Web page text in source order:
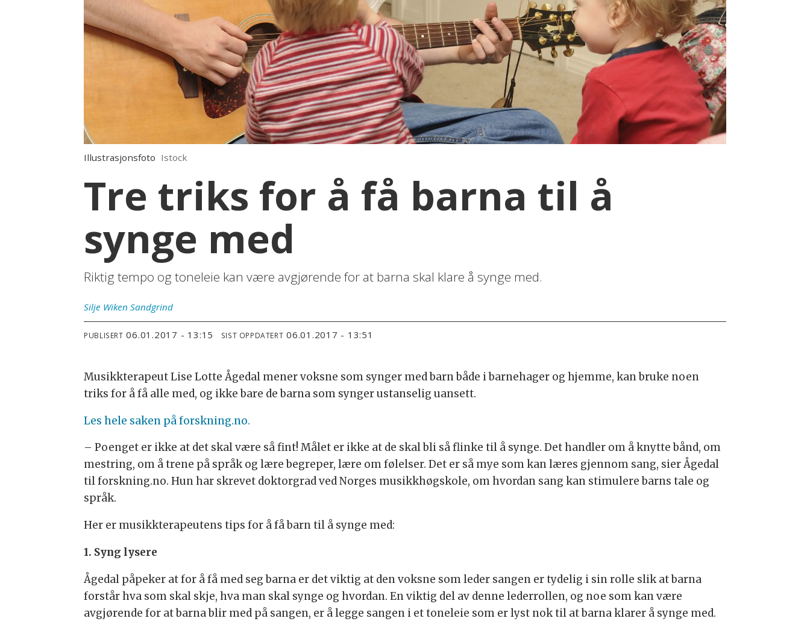
Illustrasjonsfoto Istock
Tre triks for å få barna til å
synge med
Riktig tempo og toneleie kan være avgjørende for at barna skal klare å synge med.
Silje Wiken Sandgrind
PUBLISERT 06.01.2017 - 13:15 SIST OPPDATERT 06.01.2017 - 13:51
Musikkterapeut Lise Lotte Ågedal mener voksne som synger med barn både i barnehager og hjemme, kan bruke noen
triks for å få alle med, og ikke bare de barna som synger ustanselig uansett.
Les hele saken på forskning.no.
– Poenget er ikke at det skal være så fint! Målet er ikke at de skal bli så flinke til å synge. Det handler om å knytte bånd, om
mestring, om å trene på språk og lære begreper, lære om følelser. Det er så mye som kan læres gjennom sang, sier Ågedal
til forskning.no. Hun har skrevet doktorgrad ved Norges musikkhøgskole, om hvordan sang kan stimulere barns tale og
språk.
Her er musikkterapeutens tips for å få barn til å synge med:
1. Syng lysere
Ågedal påpeker at for å få med seg barna er det viktig at den voksne som leder sangen er tydelig i sin rolle slik at barna
forstår hva som skal skje, hva man skal synge og hvordan. En viktig del av denne lederrollen, og noe som kan være
avgjørende for at barna blir med på sangen, er å legge sangen i et toneleie som er lyst nok til at barna klarer å synge med.